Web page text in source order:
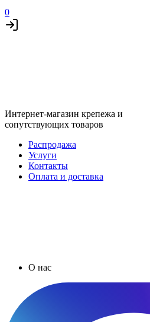
0
Интернет-магазин крепежа и
сопутствующих товаров
Распродажа
Услуги
Контакты
Оплата и доставка
О нас